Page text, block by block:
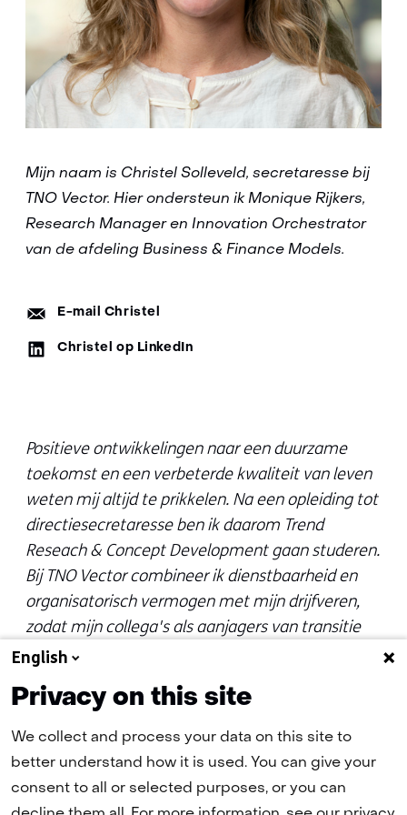
Mijn naam is Christel Solleveld, secretaresse bij
TNO Vector. Hier ondersteun ik Monique Rijkers,
Research Manager en Innovation Orchestrator
van de afdeling Business & Finance Models.
E-
mail:
E-mail Christel
LinkedIn:
Christel op LinkedIn
Positieve ontwikkelingen naar een duurzame
toekomst en een verbeterde kwaliteit van leven
weten mij altijd te prikkelen. Na een opleiding tot
directiesecretaresse ben ik daarom Trend
Reseach & Concept Development gaan studeren.
Bij TNO Vector combineer ik dienstbaarheid en
organisatorisch vermogen met mijn drijfveren,
zodat mijn collega's als aanjagers van transitie
kunnen fungeren.
(naar homepage)
English
Privacy on this site
We collect and process your data on this site to
better understand how it is used. You can give your
consent to all or selected purposes, or you can